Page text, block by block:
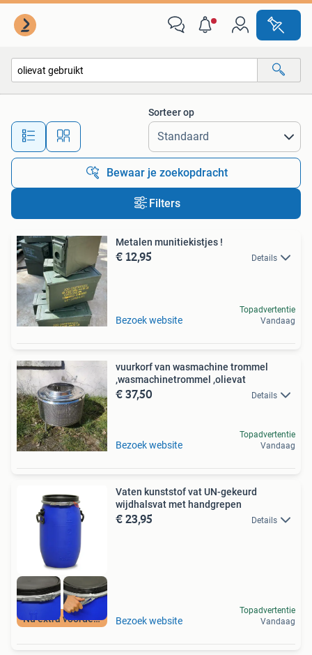
Alle afstanden…
Sorteer op
Bewaar je zoekopdracht
Filters
Metalen munitiekistjes !
€ 12,95 Details
Bezoek website
Topadvertentie
Vandaag
vuurkorf van wasmachine trommel
,wasmachinetrommel ,olievat
€ 37,50 Details
Bezoek website
Topadvertentie
Vandaag
Nu extra voordeel
Vaten kunststof vat UN-gekeurd
wijdhalsvat met handgrepen
€ 23,95 Details
Bezoek website
Topadvertentie
Vandaag